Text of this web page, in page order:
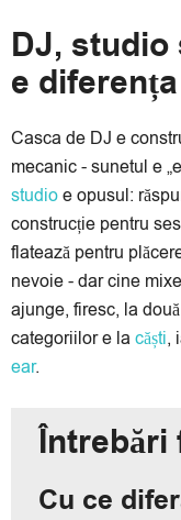
DJ,
e
Casca de DJ e
mecanic - sunetul e
studioe opusul:
construcție pentru
flatează pentru
nevoie - dar cine
ajunge, firesc, la
categoriilor e la căști,
ear.
Întrebări
Cu ce